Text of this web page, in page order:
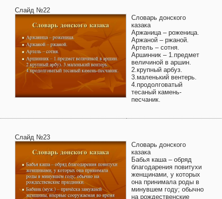
Слайд №22
Словарь донского
казака
Аржаница – роженица.
Аржаной – ржаной.
Артель – сотня.
Аршинник – 1.предмет
величиной в аршин.
2.крупный арбуз.
3.маленький вентерь.
4.продолговатый
тесаный камень-
песчаник.
Слайд №23
Словарь донского
казака
Бабья каша – обряд
благодарения повитухи
женщинами, у которых
она принимала роды в
минувшем году; обычно
на рождественские